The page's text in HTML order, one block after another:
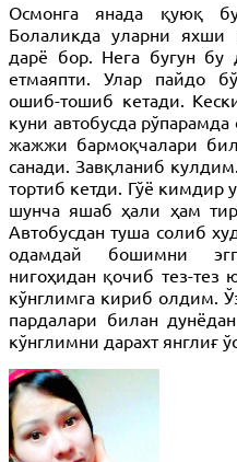
Осмонга янада қуюқ
Болаликда уларни яхши
дарё бор. Нега бугун бу
етмаяпти. Улар пайдо
ошиб-тошиб кетади.
куни автобусда
жажжи бармоқчалари
санади. Завқланиб
тортиб кетди. Гўё кимдир
шунча яшаб ҳали ҳам
Автобусдан туша солиб
одамдай бошимни
нигоҳидан қочиб тез-
кўнглимга кириб олдим.
пардалари билан
кўнглимни дарахт янглиғ